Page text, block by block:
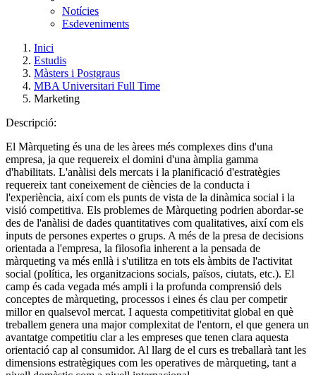
Notícies
Esdeveniments
Inici
Estudis
Màsters i Postgraus
MBA Universitari Full Time
Marketing
Descripció:
El Màrqueting és una de les àrees més complexes dins d'una
empresa, ja que requereix el domini d'una àmplia gamma
d'habilitats. L'anàlisi dels mercats i la planificació d'estratègies
requereix tant coneixement de ciències de la conducta i
l'experiència, així com els punts de vista de la dinàmica social i la
visió competitiva. Els problemes de Màrqueting podrien abordar-se
des de l'anàlisi de dades quantitatives com qualitatives, així com els
inputs de persones expertes o grups. A més de la presa de decisions
orientada a l'empresa, la filosofia inherent a la pensada de
màrqueting va més enllà i s'utilitza en tots els àmbits de l'activitat
social (política, les organitzacions socials, països, ciutats, etc.). El
camp és cada vegada més ampli i la profunda comprensió dels
conceptes de màrqueting, processos i eines és clau per competir
millor en qualsevol mercat. I aquesta competitivitat global en què
treballem genera una major complexitat de l'entorn, el que genera un
avantatge competitiu clar a les empreses que tenen clara aquesta
orientació cap al consumidor. Al llarg de el curs es treballarà tant les
dimensions estratègiques com les operatives de màrqueting, tant a